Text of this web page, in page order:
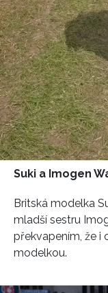
Suki a Imogen
Britská modelka
mladší sestru
překvapením, že i
modelkou.